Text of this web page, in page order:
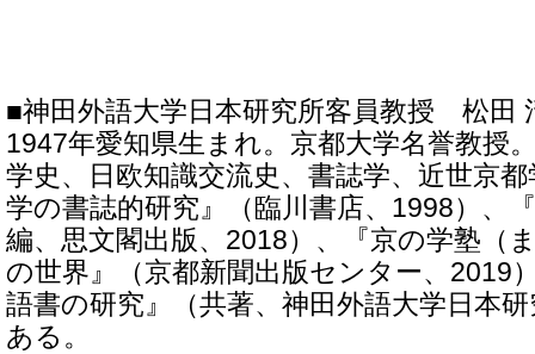
■神田外語大学日本研究所客員教授 松田
1947年愛知県生まれ。京都大学名誉教授
学史、日欧知識交流史、書誌学、近世京
学の書誌的研究』（臨川書店、1998）、
編、思文閣出版、2018）、『京の学塾（
の世界』（京都新聞出版センター、2019
語書の研究』（共著、神田外語大学日本
ある。